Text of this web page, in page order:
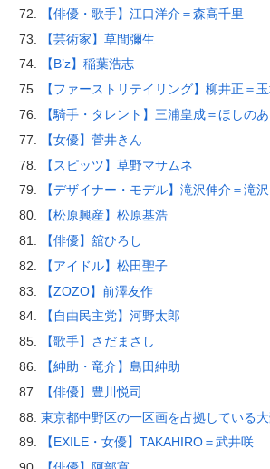
【俳優・歌手】江口洋介＝森高千里
【芸術家】草間彌生
【B’z】稲葉浩志
【ファーストリテイリング】柳井正＝
【騎手・タレント】三浦皇成＝ほしのあ
【女優】菅井きん
【スピッツ】草野マサムネ
【デザイナー・モデル】滝沢伸介＝滝
【松原興産】松原基浩
【俳優】舘ひろし
【アイドル】松田聖子
【ZOZO】前澤友作
【自由民主党】河野太郎
【歌手】さだまさし
【紳助・竜介】島田紳助
【俳優】豊川悦司
東京都中野区の一区画を占拠している
【EXILE・女優】TAKAHIRO＝武井咲